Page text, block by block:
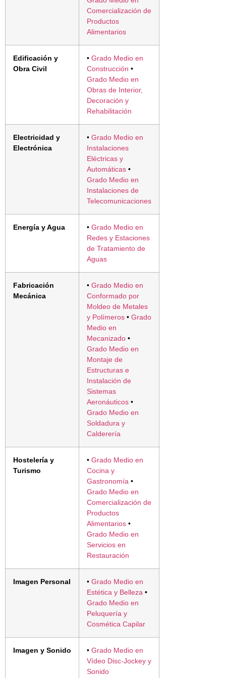
Comercialización de
Productos
Alimentarios
Edificación y
Obra Civil
• Grado Medio en
Construcción •
Grado Medio en
Obras de Interior,
Decoración y
Rehabilitación
Electricidad y
Electrónica
• Grado Medio en
Instalaciones
Eléctricas y
Automáticas •
Grado Medio en
Instalaciones de
Telecomunicaciones
Energía y Agua • Grado Medio en
Redes y Estaciones
de Tratamiento de
Aguas
Fabricación
Mecánica
• Grado Medio en
Conformado por
Moldeo de Metales
y Polímeros • Grado
Medio en
Mecanizado •
Grado Medio en
Montaje de
Estructuras e
Instalación de
Sistemas
Aeronáuticos •
Grado Medio en
Soldadura y
Calderería
Hostelería y
Turismo
• Grado Medio en
Cocina y
Gastronomía •
Grado Medio en
Comercialización de
Productos
Alimentarios •
Grado Medio en
Servicios en
Restauración
Imagen Personal • Grado Medio en
Estética y Belleza •
Grado Medio en
Peluquería y
Cosmética Capilar
Imagen y Sonido • Grado Medio en
Vídeo Disc-Jockey y
Sonido